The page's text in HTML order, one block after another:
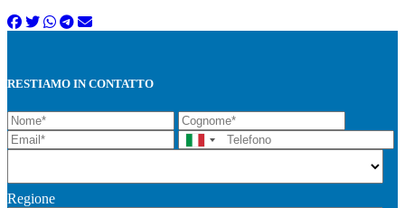
RESTIAMO IN CONTATTO
Regione